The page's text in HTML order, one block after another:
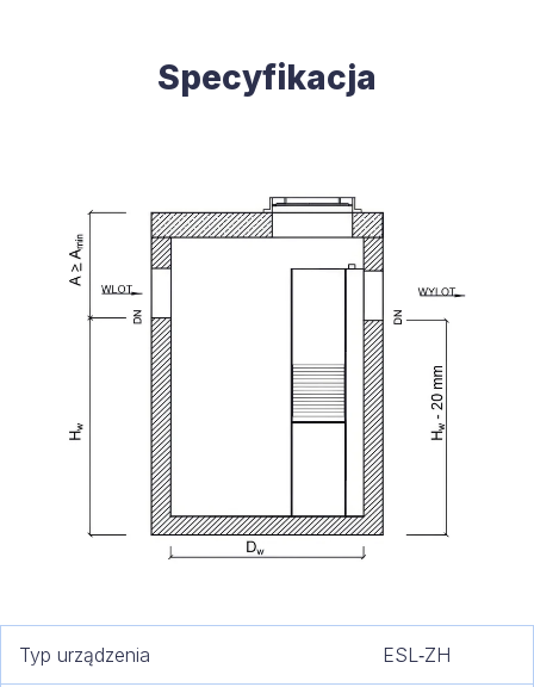
Specyfikacja
Typ urządzenia ESL‑ZH